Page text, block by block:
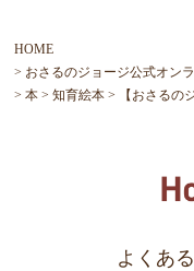
HOME
おさるのジョージ公式オン
本
知育絵本 【おさるの
よくあ